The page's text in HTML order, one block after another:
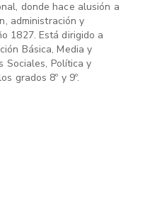
donde hace alusión a
administración y
1827. Está dirigido a
Básica, Media y
Sociales, Política y
grados 8º y 9º.